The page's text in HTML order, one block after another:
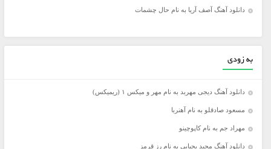
دانلود آهنگ آصف آریا به نام حال چشمات
به زودی
دانلود آهنگ دیجی مهربد به نام مهر و میکس ۱ (ریمیکس)
مسعود صادقلو به نام آهنربا
مهراد جم به نام کاپوچینو
دانلود آهنگ مجید یحیایی به نام رز قرمز